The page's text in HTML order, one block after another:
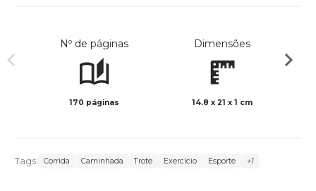
Nº de páginas
170 páginas
Dimensões
14.8 x 21 x 1 cm
Tags: Corrida Caminhada Trote Exercício Esporte +1